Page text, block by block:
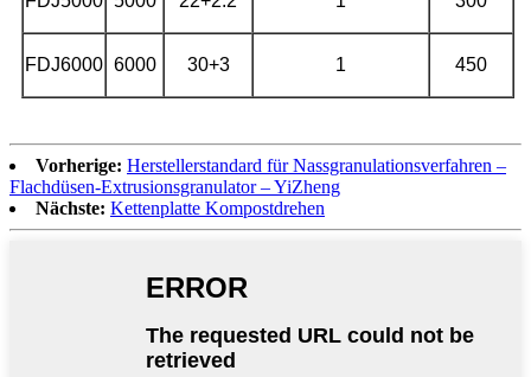
FDJ6000 6000 30+3 1 450
Vorherige: Herstellerstandard für Nassgranulationsverfahren –
Flachdüsen-Extrusionsgranulator – YiZheng
Nächste: Kettenplatte Kompostdrehen